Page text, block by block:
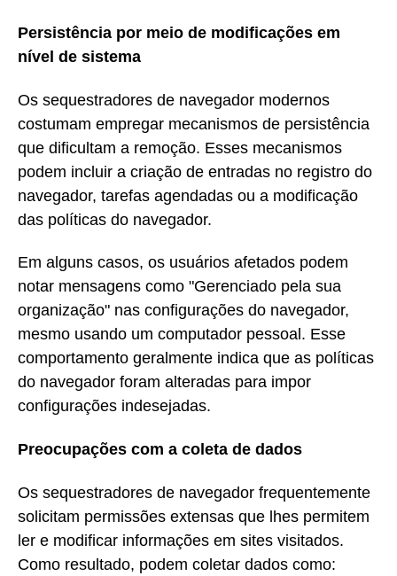
Persistência por meio de modificações em
nível de sistema
Os sequestradores de navegador modernos
costumam empregar mecanismos de persistência
que dificultam a remoção. Esses mecanismos
podem incluir a criação de entradas no registro do
navegador, tarefas agendadas ou a modificação
das políticas do navegador.
Em alguns casos, os usuários afetados podem
notar mensagens como "Gerenciado pela sua
organização" nas configurações do navegador,
mesmo usando um computador pessoal. Esse
comportamento geralmente indica que as políticas
do navegador foram alteradas para impor
configurações indesejadas.
Preocupações com a coleta de dados
Os sequestradores de navegador frequentemente
solicitam permissões extensas que lhes permitem
ler e modificar informações em sites visitados.
Como resultado, podem coletar dados como: